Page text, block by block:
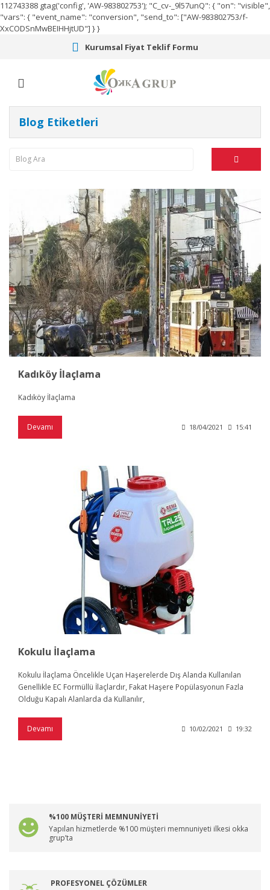
112743388 gtag('config', 'AW-983802753'); "C_cv-_9l57unQ": { "on": "visible",
"vars": { "event_name": "conversion", "send_to": ["AW-983802753/f-
XxCODSnMwBEIHHjtUD"] } }
Kurumsal Fiyat Teklif Formu
Blog Etiketleri
Kadıköy İlaçlama
Kadıköy İlaçlama
Devamı 18/04/2021 15:41
Kokulu İlaçlama
Kokulu İlaçlama Öncelikle Uçan Haşerelerde Dış Alanda Kullanılan
Genellikle EC Formüllü İlaçlardır, Fakat Haşere Popülasyonun Fazla
Olduğu Kapalı Alanlarda da Kullanılır,
Devamı 10/02/2021 19:32
%100 MÜŞTERİ MEMNUNİYETİ
Yapılan hizmetlerde %100 müşteri memnuniyeti ilkesi okka
grup’ta
PROFESYONEL ÇÖZÜMLER